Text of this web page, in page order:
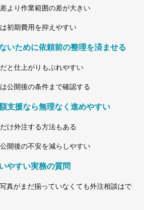
より作業範囲の差が大きい
初期費用を抑えやすい
いために依頼前の整理を済ませる
と仕上がりもぶれやすい
公開後の条件まで確認する
支援なら無理なく進めやすい
け外注する方法もある
開後の不安を減らしやすい
やすい実務の質問
真がまだ揃っていなくても外注相談はで